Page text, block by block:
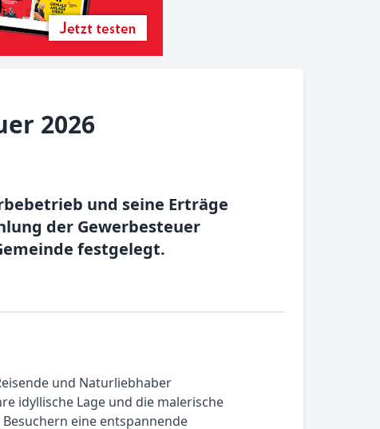
2026
und seine Erträge
der Gewerbesteuer
festgelegt.
und Naturliebhaber
idyllische Lage und die malerische
eine entspannende